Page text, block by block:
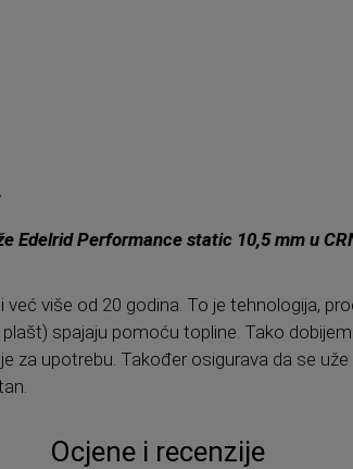
Edelrid Performance static 10,5 mm u
već više od 20 godina. To je tehnologija,
spajaju pomoću topline. Tako
za upotrebu. Također osigurava da se
Ocjene i recenzije